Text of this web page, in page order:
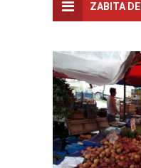
ZABITA